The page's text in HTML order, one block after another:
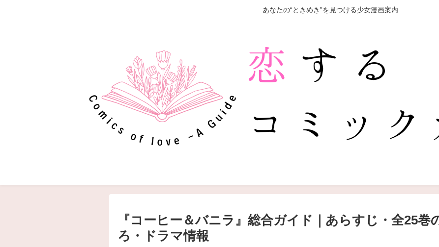
あなたの“ときめき”を見つける少女漫画案内
『コーヒー＆バニラ』総合ガイド｜あらすじ・全25巻
ろ・ドラマ情報